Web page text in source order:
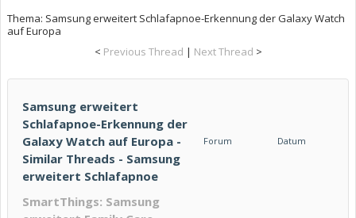
Thema: Samsung erweitert Schlafapnoe-Erkennung der Galaxy Watch
auf Europa
< Previous Thread | Next Thread >
Samsung erweitert
Schlafapnoe-Erkennung der
Galaxy Watch auf Europa -
Similar Threads - Samsung
erweitert Schlafapnoe
Forum Datum
SmartThings: Samsung